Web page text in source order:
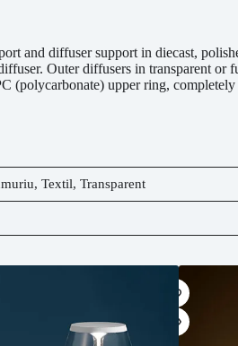
and diffuser support in diecast,
Outer diffusers in transparent
(polycarbonate) upper ring,
, Textil, Transparent